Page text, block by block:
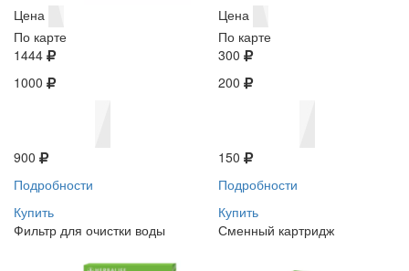
Цена
По карте
1444
1000
900
Подробности
Купить
Цена
По карте
300
200
150
Подробности
Купить
Фильтр для очистки воды
Сменный картридж